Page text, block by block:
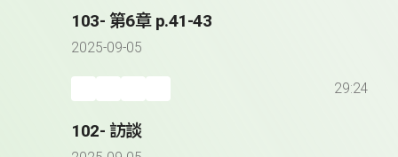
103- 第6章 p.41-43
2025-09-05
29:24
102- 訪談